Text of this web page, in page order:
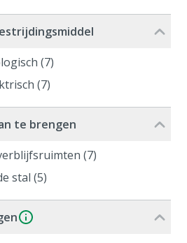
(7)
(7)
te brengen
(7)
stal (5)